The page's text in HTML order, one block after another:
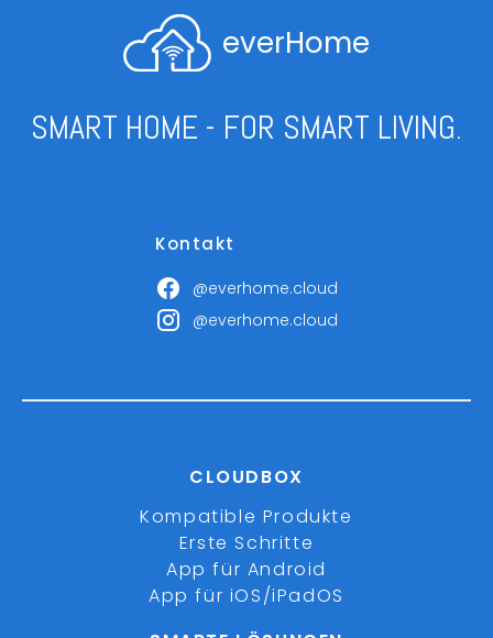
everHome
SMART HOME - FOR SMART LIVING.
Kontakt
@everhome.cloud
@everhome.cloud
CLOUDBOX
Kompatible Produkte
Erste Schritte
App für Android
App für iOS/iPadOS